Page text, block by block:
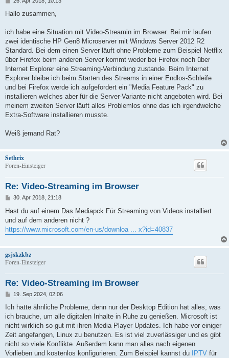
i
a
Hallo zusammen,
ich habe eine Situation mit Video-Streamin im Browser. Bei mir laufen
zwei identische HP Gen8 Microserver mit Windows Server 2012 R2
Standard. Bei dem einen Server läuft ohne Probleme zum Beispiel Netflix
über Firefox beim anderen Server kommt weder bei Firefox noch über
Internet Explorer eine Streaming-Verbindung zustande. Beim Internet
Explorer bleibe ich beim Starten des Streams in einer Endlos-Schleife
und bei Firefox werde ich aufgefordert ein "Media Feature Pack" zu
installieren welches aber für die Server-Variante nicht angeboten wird. Bei
meinem zweiten Server läuft alles Problemlos ohne das ich irgendwelche
Extra-Software installieren musste.
Weiß jemand Rat?
Sethrix
Foren-Einsteiger
Re: Video-Streaming im Browser
B
i
r
a
g
30. Apr 2018, 21:18
Hast du auf einem Das Mediapck Für Streaming von Videos installiert
und auf dem anderen nicht ?
https://www.microsoft.com/en-us/downloa ... x?id=40837
gsjskzkbz
Foren-Einsteiger
Re: Video-Streaming im Browser
B
i
r
a
19. Sep 2024, 02:06
Ich hatte ähnliche Probleme, denn nur der Desktop Edition hat alles, was
ich brauche, um alle digitalen Inhalte in Ruhe zu genießen. Microsoft ist
nicht wirklich so gut mit ihren Media Player Updates. Ich habe vor einiger
Zeit angefangen, Linux zu benutzen. Es ist viel zuverlässiger und es gibt
nicht so viele Konflikte. Außerdem kann man alles nach eigenen
Vorlieben und kostenlos konfigurieren. Zum Beispiel kannst du
IPTV für